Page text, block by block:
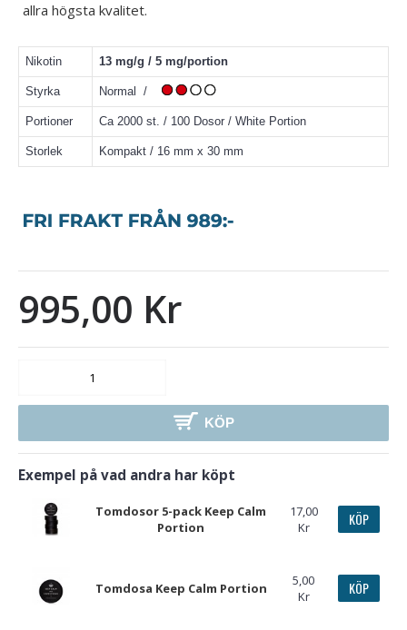
allra högsta kvalitet.
Nikotin 13 mg/g / 5 mg/portion
Styrka Normal /
Portioner Ca 2000 st. / 100 Dosor / White Portion
Storlek Kompakt / 16 mm x 30 mm
995,00 Kr
KÖP
Exempel på vad andra har köpt
Tomdosor 5-pack Keep Calm
Portion
17,00
Kr
KÖP
Tomdosa Keep Calm Portion
5,00
Kr
KÖP